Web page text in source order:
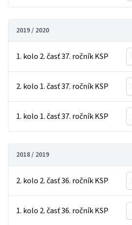
2019 / 2020
1. kolo 2. časť 37. ročník KSP
2. kolo 1. časť 37. ročník KSP
1. kolo 1. časť 37. ročník KSP
2018 / 2019
2. kolo 2. časť 36. ročník KSP
1. kolo 2. časť 36. ročník KSP